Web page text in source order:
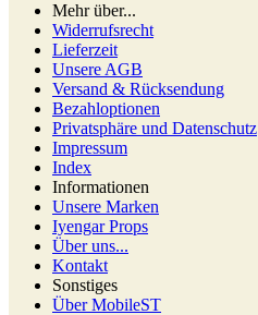
Mehr über...
Widerrufsrecht
Lieferzeit
Unsere AGB
Versand & Rücksendung
Bezahloptionen
Privatsphäre und Datenschutz
Impressum
Index
Informationen
Unsere Marken
Iyengar Props
Über uns...
Kontakt
Sonstiges
Über MobileST